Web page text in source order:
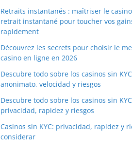
Retraits instantanés : maîtriser le
retrait instantané pour toucher vos
rapidement
Découvrez les secrets pour choisir le
casino en ligne en 2026
Descubre todo sobre los casinos sin
anonimato, velocidad y riesgos
Descubre todo sobre los casinos sin
privacidad, rapidez y riesgos
Casinos sin KYC: privacidad, rapidez y
considerar